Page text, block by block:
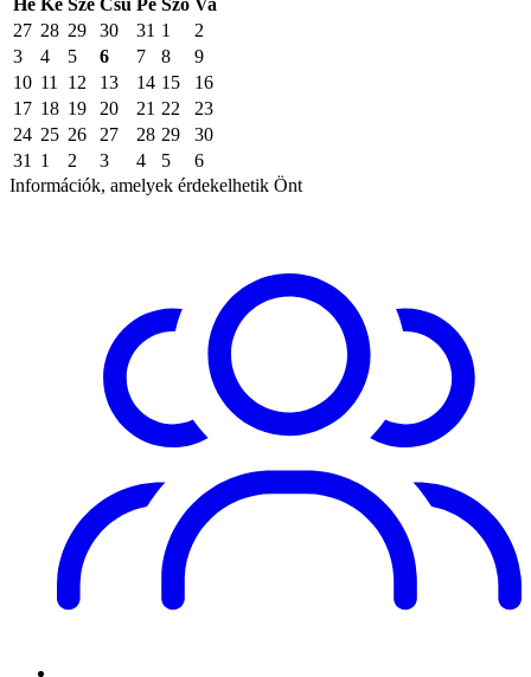
Hé Ke Sze Csü Pé Szo Va
27 28 29 30 31 1
2
3
4 5 6 7 8
9
10 11 12 13 14 15
16
17 18 19 20 21 22
23
24 25 26 27 28 29
30
31
1 2 3 4 5
6
Információk, amelyek érdekelhetik Önt